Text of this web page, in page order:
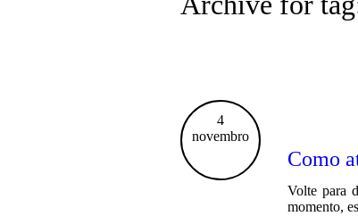
4
novembro
Como
Volte para
momento,